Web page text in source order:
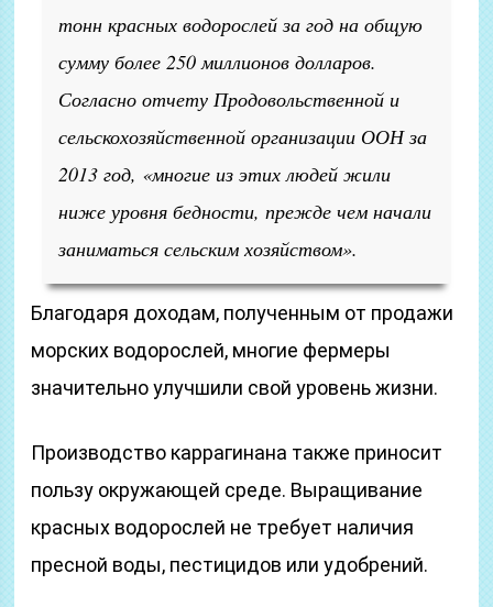
тонн красных водорослей за год на общую
сумму более 250 миллионов долларов.
Согласно отчету Продовольственной и
сельскохозяйственной организации ООН за
2013 год, «многие из этих людей жили
ниже уровня бедности, прежде чем начали
заниматься сельским хозяйством».
Благодаря доходам, полученным от продажи
морских водорослей, многие фермеры
значительно улучшили свой уровень жизни.
Производство каррагинана также приносит
пользу окружающей среде. Выращивание
красных водорослей не требует наличия
пресной воды, пестицидов или удобрений.